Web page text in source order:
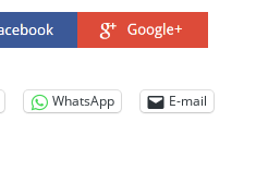
WhatsApp E-mail